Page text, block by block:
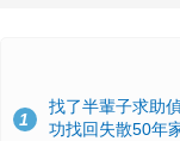
1
找了半輩子求助
功找回失散50年